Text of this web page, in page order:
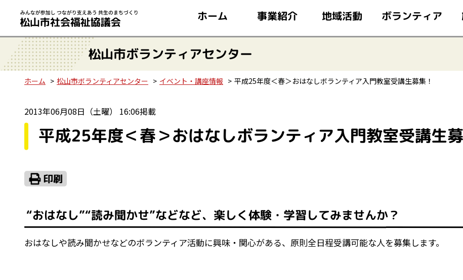
ホーム 事業紹介 地域活動 ボランティア
松山市ボランティアセンター
ホーム 松山市ボランティアセンター イベント・講座情報 平成25年度＜春＞おはなしボランティア入門教室受講生募集！
2013年06月08日（土曜） 16:06掲載
平成25年度＜春＞おはなしボランティア入門教室受講生募
“おはなし”“読み聞かせ”などなど、楽しく体験・学習してみませんか？
おはなしや読み聞かせなどのボランティア活動に興味・関心がある、原則全日程受講可能な人を募集します。